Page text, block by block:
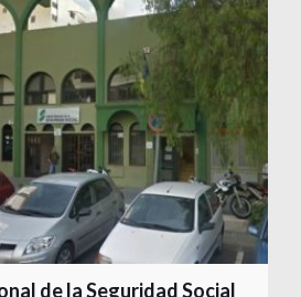
de la Seguridad Social